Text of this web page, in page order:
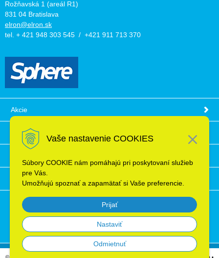
Vaše nastavenie COOKIES
Súbory COOKIE nám pomáhajú pri poskytovaní služieb
pre Vás.
Umožňujú spoznať a zapamätať si Vaše preferencie.
Prijať
Nastaviť
Odmietnuť
Rožňavská 1 (areál R1)
831 04 Bratislava
elron@elron.sk
tel. + 421 948 303 545 / +421 911 713 370
Akcie
Obchodné podmienky
Ochrana osobných údajov